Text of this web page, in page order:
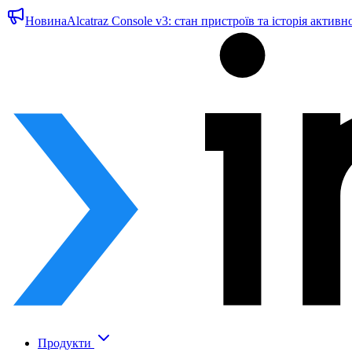
НовинаAlcatraz Console v3: стан пристроїв та історія
Продукти